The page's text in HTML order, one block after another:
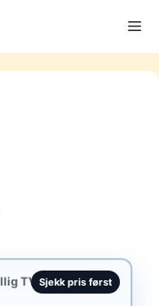
Sjekk pris først
TV-